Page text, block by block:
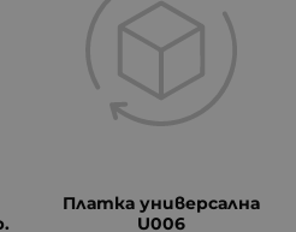
Платка универсална
U006